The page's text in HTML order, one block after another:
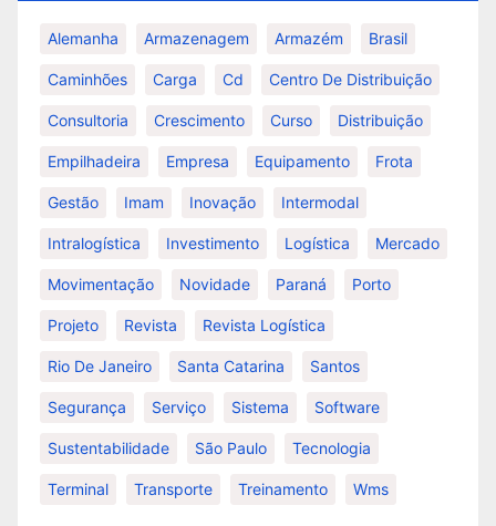
Alemanha Armazenagem Armazém Brasil
Caminhões Carga Cd Centro De Distribuição
Consultoria Crescimento Curso Distribuição
Empilhadeira Empresa Equipamento Frota
Gestão Imam Inovação Intermodal
Intralogística Investimento Logística Mercado
Movimentação Novidade Paraná Porto
Projeto Revista Revista Logística
Rio De Janeiro Santa Catarina Santos
Segurança Serviço Sistema Software
Sustentabilidade São Paulo Tecnologia
Terminal Transporte Treinamento Wms